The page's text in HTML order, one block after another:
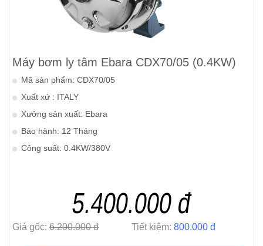
Máy bơm ly tâm Ebara CDX70/05 (0.4KW)
Mã sản phẩm: CDX70/05
Xuất xứ : ITALY
Xưởng sản xuất: Ebara
Bảo hành: 12 Tháng
Công suất: 0.4KW/380V
5.400.000 đ
Giá gốc: 6.200.000 đ Tiết kiệm: 800.000 đ